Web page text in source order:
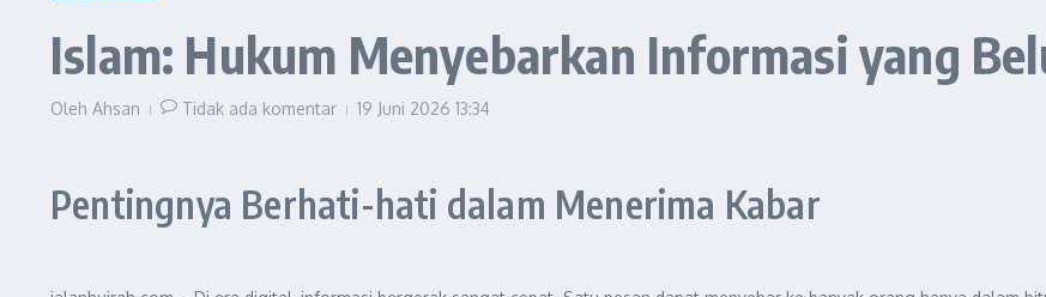
Islam: Hukum Menyebarkan Informasi yang
Oleh Ahsan Tidak ada komentar 19 Juni 2026 13:34
Pentingnya Berhati-hati dalam Menerima Kabar